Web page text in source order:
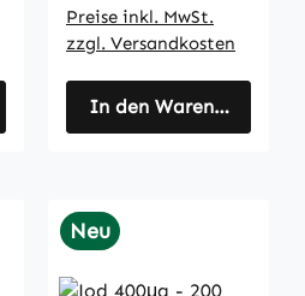
Preise inkl. MwSt.
zzgl. Versandkosten
In den Warenkorb
Neu